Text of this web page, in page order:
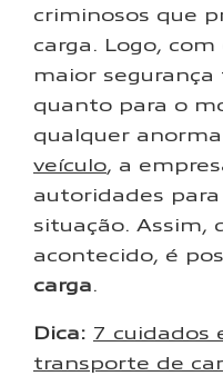
criminosos que
carga. Logo, com
maior
quanto para o
qualquer
veículo , a
autoridades
situação. Assim,
acontecido, é
carga
Dica: 7 cuidados
transporte de